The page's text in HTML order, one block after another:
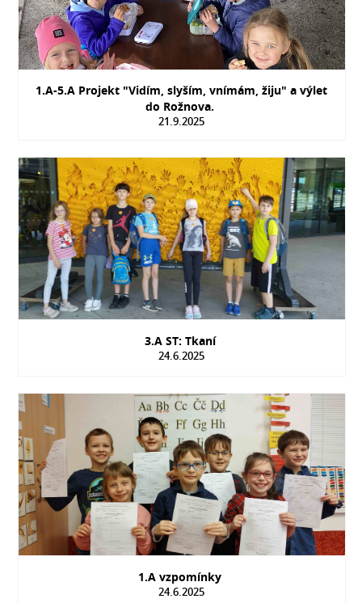
1.A-5.A Projekt "Vidím, slyším, vnímám, žiju" a výlet
do Rožnova.
21.9.2025
3.A ST: Tkaní
24.6.2025
1.A vzpomínky
24.6.2025